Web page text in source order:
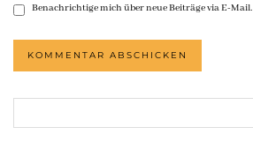
Benachrichtige mich über neue Beiträge via E-Mail.